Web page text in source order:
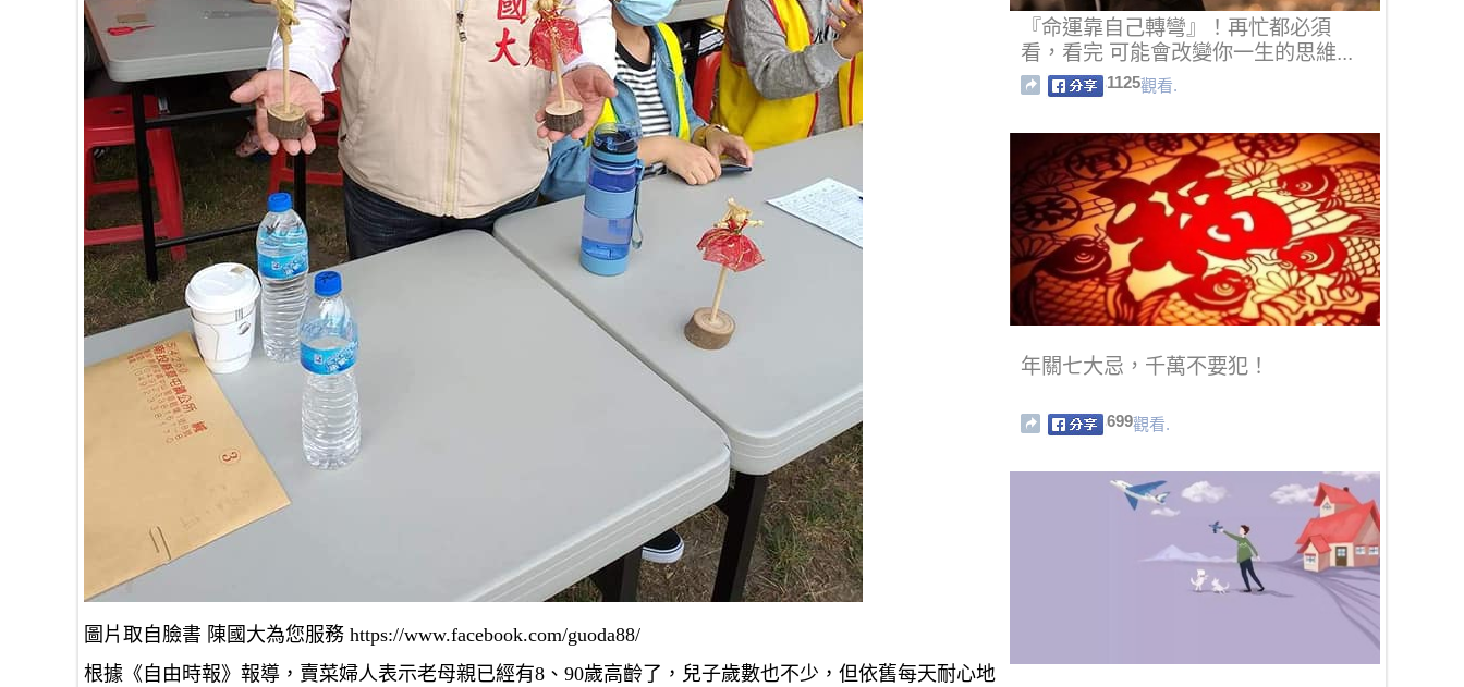
圖片取自臉書 陳國大為您服務 https://www.facebook.com/guoda88/
根據《自由時報》報導，賣菜婦人表示老母親已經有8、90歲高齡了，兒子歲數也不少，但依舊每天耐心地
『命運靠自己轉彎』！再忙都必須
看，看完 可能會改變你一生的思維...
1125觀看.
年關七大忌，千萬不要犯！
699觀看.